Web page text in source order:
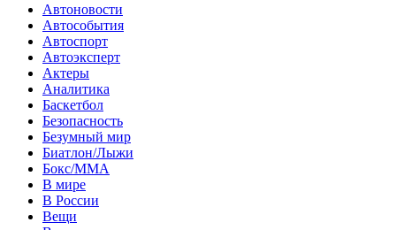
Автоновости
Автособытия
Автоспорт
Автоэксперт
Актеры
Аналитика
Баскетбол
Безопасность
Безумный мир
Биатлон/Лыжи
Бокс/MMA
В мире
В России
Вещи